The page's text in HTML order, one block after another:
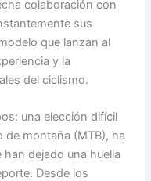
colaboración con
sus
que lanzan al
y la
del ciclismo.
una elección difícil
de montaña (MTB), ha
dejado una huella
Desde los